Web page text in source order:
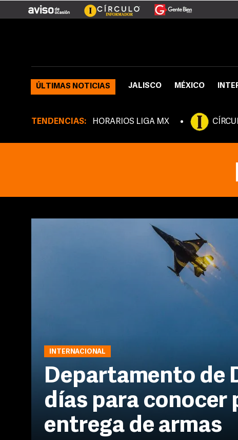
ÚLTIMAS NOTICIAS JALISCO MÉXICO
TENDENCIAS: HORARIOS LIGA MX
INTERNACIONAL
Departamento de
días para conocer
entrega de armas